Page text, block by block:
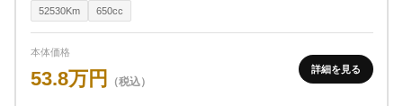
52530Km 650cc
本体価格
53.8万円 （税込）
詳細を見る